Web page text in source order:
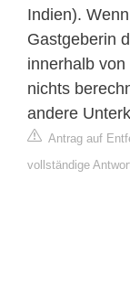
Indien).
Gastgeberin
innerhalb
nichts
andere
Antrag auf
vollständige